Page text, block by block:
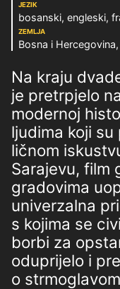
JEZIK
bosanski, engleski,
ZEMLJA
Bosna i
Na kraju
je pretrpjelo
modernoj
ljudima koji
ličnom
Sarajevu, film
gradovima
univerzalna
s kojima se
borbi za
oduprijelo i
o